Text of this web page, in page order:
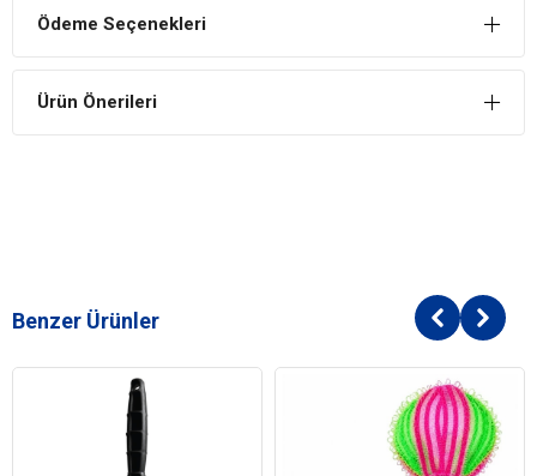
Ödeme Seçenekleri
Ürün Önerileri
Benzer Ürünler